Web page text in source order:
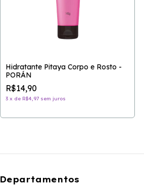
Hidratante Pitaya Corpo e Rosto -
PORÁN
R$14,90
3 x de R$4,97 sem juros
Departamentos